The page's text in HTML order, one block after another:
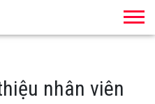
nhân viên